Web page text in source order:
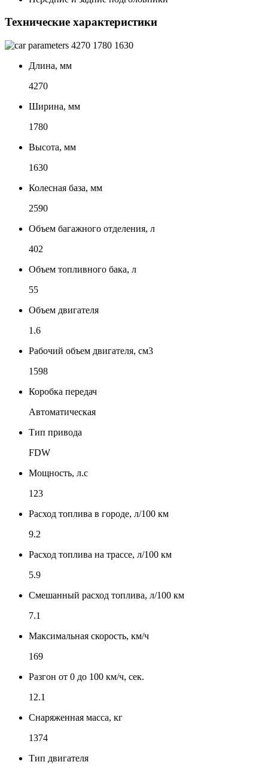
Технические характеристики
4270 1780 1630
Длина, мм
4270
Ширина, мм
1780
Высота, мм
1630
Колесная база, мм
2590
Объем багажного отделения, л
402
Объем топливного бака, л
55
Объем двигателя
1.6
Рабочий объем двигателя, см3
1598
Коробка передач
Автоматическая
Тип привода
FDW
Мощность, л.с
123
Расход топлива в городе, л/100 км
9.2
Расход топлива на трассе, л/100 км
5.9
Смешанный расход топлива, л/100 км
7.1
Максимальная скорость, км/ч
169
Разгон от 0 до 100 км/ч, сек.
12.1
Снаряженная масса, кг
1374
Тип двигателя